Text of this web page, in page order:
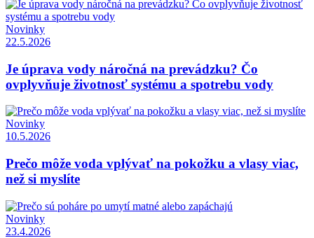
Novinky
22.5.2026
Je úprava vody náročná na prevádzku? Čo
ovplyvňuje životnosť systému a spotrebu vody
Novinky
10.5.2026
Prečo môže voda vplývať na pokožku a vlasy viac,
než si myslíte
Novinky
23.4.2026